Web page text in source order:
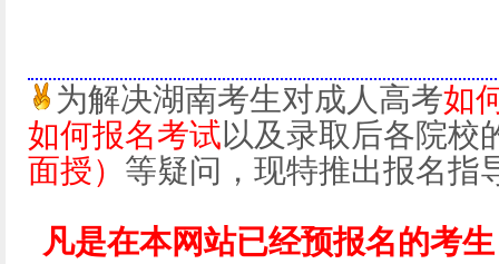
为解决湖南考生对成人高考如
如何报名考试以及录取后各院校
面授） 等疑问，现特推出报名指
凡是在本网站已经预报名的考